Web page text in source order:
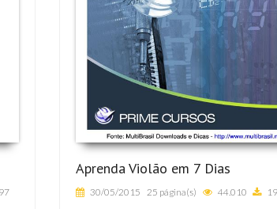
Aprenda Violão em 7 Dias
30/05/2015 25 página(s) 44.010